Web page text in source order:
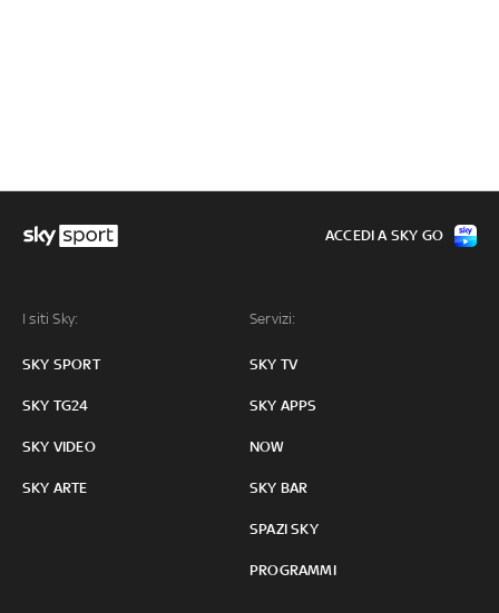
I siti Sky:
SKY SPORT
SKY TG24
SKY VIDEO
SKY ARTE
Servizi:
SKY TV
SKY APPS
NOW
SKY BAR
SPAZI SKY
PROGRAMMI
ACCEDI A SKY GO